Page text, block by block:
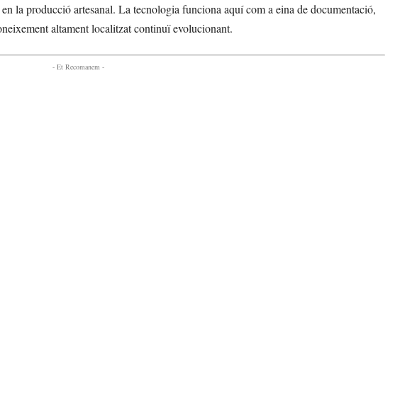
la producció artesanal. La tecnologia funciona aquí com a eina de documentació,
altament localitzat continuï evolucionant.
- Et Recomanem -